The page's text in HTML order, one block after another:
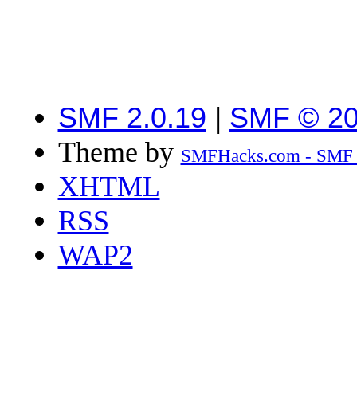
SMF 2.0.19 | SMF ©
Theme by SMFHacks.com -
XHTML
RSS
WAP2